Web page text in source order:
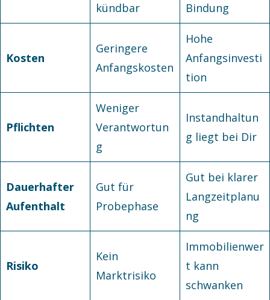
kündbar
Bindung
Kosten
Geringere
Anfangskosten
Hohe
Anfangsinvesti
tion
Pflichten
Weniger
Verantwortun
g
Instandhaltun
g liegt bei Dir
Dauerhafter
Aufenthalt
Gut für
Probephase
Gut bei klarer
Langzeitplanu
ng
Risiko
Kein
Marktrisiko
Immobilienwer
t kann
schwanken